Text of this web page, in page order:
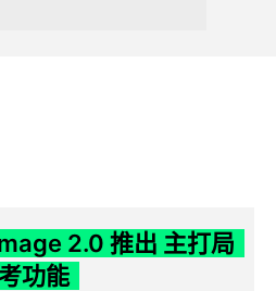
2.0 推出 主打局
功能